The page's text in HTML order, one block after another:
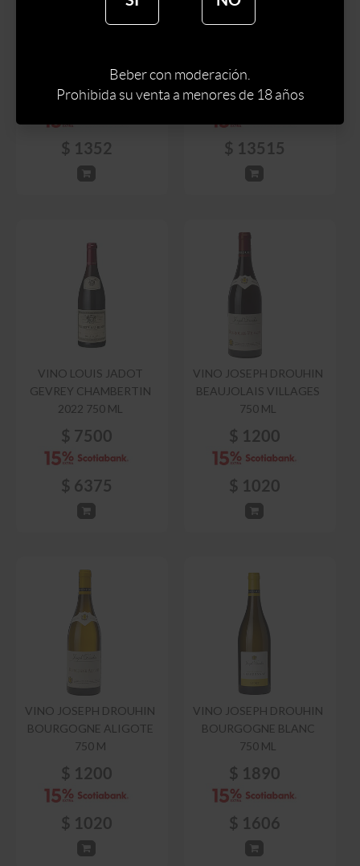
WATER 750 ML
$1590
$ 1352
VINO CHATEAU
2019 750 ML
$ 15900
$ 13515
VINO LOUIS JADOT
GEVREY CHAMBERTIN
2022 750 ML
$ 7500
$ 6375
VINO JOSEPH DROUHIN
BEAUJOLAIS VILLAGES
750 ML
$ 1200
$ 1020
VINO JOSEPH DROUHIN
BOURGOGNE ALIGOTE
750 M
$ 1200
$ 1020
VINO JOSEPH DROUHIN
BOURGOGNE BLANC
750 ML
$ 1890
$ 1606
Beber con moderación.
Prohibida su venta a menores de 18 años